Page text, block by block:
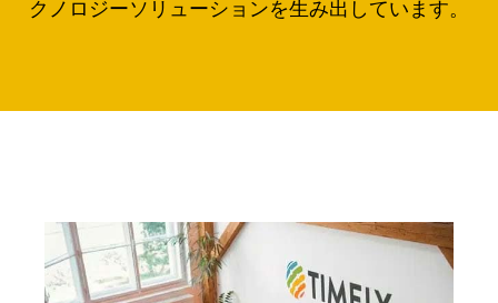
クノロジーソリューションを生み出しています。